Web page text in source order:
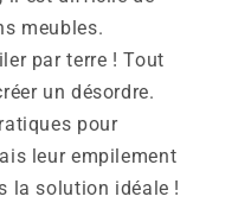
meubles.
par terre ! Tout
un désordre.
pour
leur empilement
la solution idéale !